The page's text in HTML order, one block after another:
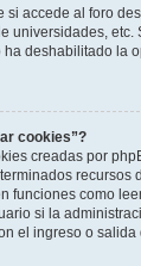
si accede al foro
universidades,
deshabilitado la
cookies”?
creadas por
recursos
funciones como
si la
el ingreso o